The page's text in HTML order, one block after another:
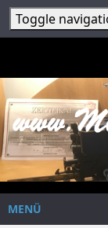
Toggle
MENÜ